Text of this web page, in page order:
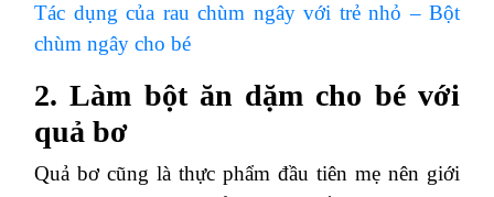
Tác dụng của rau chùm ngây với trẻ nhỏ – Bột
chùm ngây cho bé
2. Làm bột ăn dặm cho bé với
quả bơ
Quả bơ cũng là thực phẩm đầu tiên mẹ nên giới